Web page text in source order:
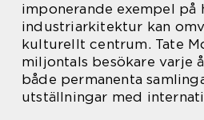
imponerande exempel på
industriarkitektur kan
kulturellt centrum. Tate
miljontals besökare varje
både permanenta
utställningar med